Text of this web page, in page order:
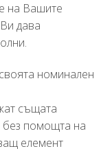
на Вашите
дава
номинален
същата
помощта на
елемент